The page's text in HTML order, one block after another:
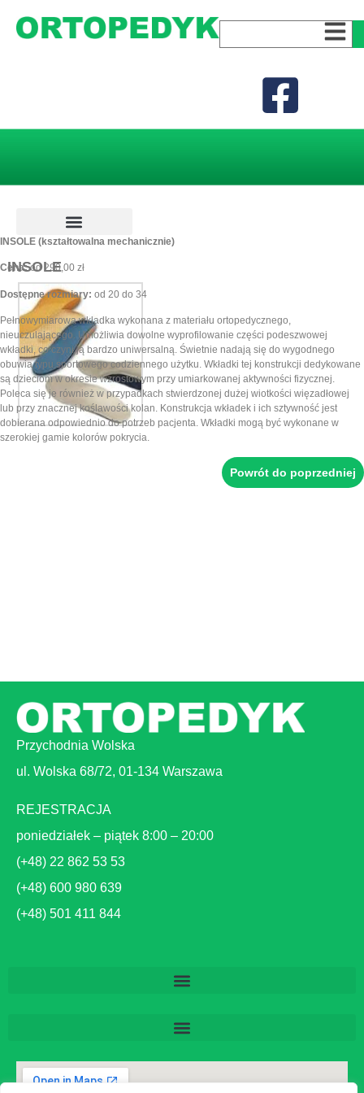
INSOLE
INSOLE (kształtowalna mechanicznie)
Cena:od 290,00 zł
Dostępne rozmiary: od 20 do 34
Pełnowymiarowa wkładka wykonana z materiału ortopedycznego,
nieuczulającego. Umożliwia dowolne wyprofilowanie części podeszwowej
wkładki, co czyni ją bardzo uniwersalną. Świetnie nadają się do wygodnego
obuwia typu sportowego codziennego użytku. Wkładki tej konstrukcji dedykowane
są dzieciom w okresie wzrostowym przy umiarkowanej aktywności fizycznej.
Poleca się je również w przypadkach stwierdzonej dużej wiotkości więzadłowej
lub przy znacznej koślawości kolan. Konstrukcja wkładek i ich sztywność jest
dobierana odpowiednio do potrzeb pacjenta. Wkładki mogą być wykonane w
szerokiej gamie kolorów pokrycia.
Powrót do poprzedniej
Przychodnia Wolska
ul. Wolska 68/72, 01-134 Warszawa
REJESTRACJA
poniedziałek – piątek 8:00 – 20:00
(+48) 22 862 53 53
(+48) 600 980 639
(+48) 501 411 844